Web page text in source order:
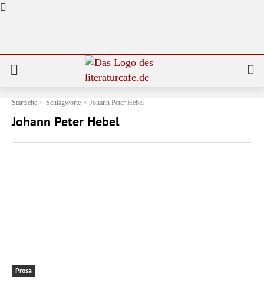
Startseite Schlagworte Johann Peter Hebel
Johann Peter Hebel
Prosa